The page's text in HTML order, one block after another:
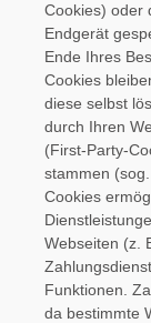
Cookies) oder
Endgerät
Ende Ihres
Cookies
diese selbst
durch Ihren
(First-Party-
stammen
Cookies
Webseiten (z.
Funktionen.
da bestimmte